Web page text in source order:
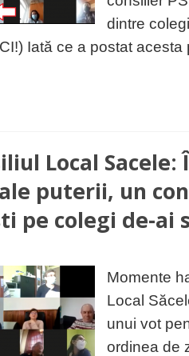
dintre
Iată ce a postat acesta
Local
puterii, un
pe colegi de-ai
Momente
Local
unui vot
ordinea de